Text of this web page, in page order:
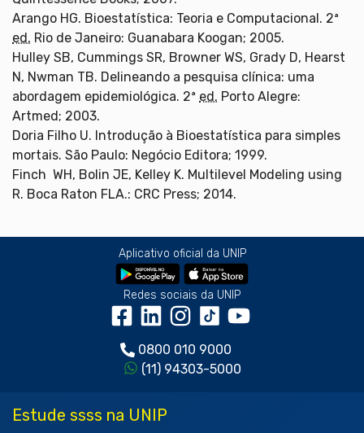
Arango HG. Bioestatística: Teoria e Computacional. 2ª
ed. Rio de Janeiro: Guanabara Koogan; 2005.
Hulley SB, Cummings SR, Browner WS, Grady D, Hearst
N, Nwman TB. Delineando a pesquisa clínica: uma
abordagem epidemiológica. 2ª ed. Porto Alegre:
Artmed; 2003.
Doria Filho U. Introdução à Bioestatística para simples
mortais. São Paulo: Negócio Editora; 1999.
Finch WH, Bolin JE, Kelley K. Multilevel Modeling using
R. Boca Raton FLA.: CRC Press; 2014.
Aplicativo oficial da UNIP
Redes sociais da UNIP
0800 010 9000
(11) 94303-5000
Estude ssss na UNIP